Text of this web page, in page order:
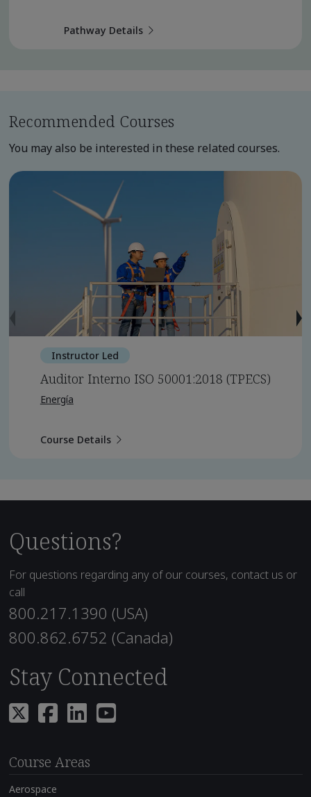
Pathway Details
Recommended Courses
You may also be interested in these related courses.
Instructor Led
Auditor Interno ISO 50001:2018 (TPECS)
Energía
Course Details
Questions?
For questions regarding any of our courses, contact us or
call
800.217.1390 (USA)
800.862.6752 (Canada)
Stay Connected
Course Areas
Aerospace